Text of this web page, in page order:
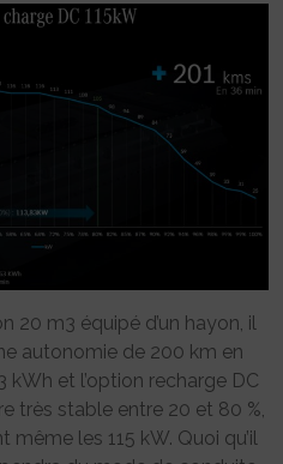
20 m3 équipé d’un hayon, il
autonomie de 200 km en
kWh et l’option recharge DC
très stable entre 20 et 80 %,
les 115 kW. Quoi qu’il